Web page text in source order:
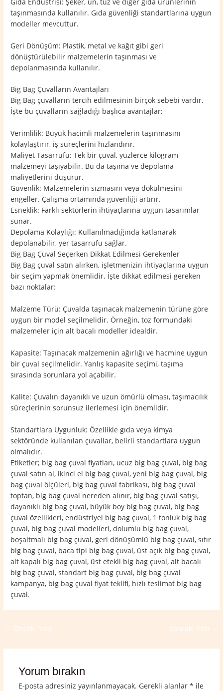
taşınmasında kullanılır. Gıda güvenliği standartlarına uygun
modeller mevcuttur.
Geri Dönüşüm: Plastik, metal ve kağıt gibi geri
dönüştürülebilir malzemelerin taşınması ve
depolanmasında kullanılır.
Big Bag Çuvalların Avantajları
Big Bag çuvalların tercih edilmesinin birçok sebebi vardır.
İşte bu çuvalların sağladığı başlıca avantajlar:
Verimlilik: Büyük hacimli malzemelerin taşınmasını
kolaylaştırır, iş süreçlerini hızlandırır.
Maliyet Tasarrufu: Tek bir çuval, yüzlerce kilogram
malzemeyi taşıyabilir. Bu da taşıma ve depolama
maliyetlerini düşürür.
Güvenlik: Malzemelerin sızmasını veya dökülmesini
engeller. Çalışma ortamında güvenliği artırır.
Esneklik: Farklı sektörlerin ihtiyaçlarına uygun tasarımlar
sunar.
Depolama Kolaylığı: Kullanılmadığında katlanarak
depolanabilir, yer tasarrufu sağlar.
Big Bag Çuval Seçerken Dikkat Edilmesi Gerekenler
Big Bag çuval satın alırken, işletmenizin ihtiyaçlarına uygun
bir seçim yapmak önemlidir. İşte dikkat edilmesi gereken
bazı noktalar:
Malzeme Türü: Çuvalda taşınacak malzemenin türüne göre
uygun bir model seçilmelidir. Örneğin, toz formundaki
malzemeler için alt bacalı modeller idealdir.
Kapasite: Taşınacak malzemenin ağırlığı ve hacmine uygun
bir çuval seçilmelidir. Yanlış kapasite seçimi, taşıma
sırasında sorunlara yol açabilir.
Kalite: Çuvalın dayanıklı ve uzun ömürlü olması, taşımacılık
süreçlerinin sorunsuz ilerlemesi için önemlidir.
Standartlara Uygunluk: Özellikle gıda veya kimya
sektöründe kullanılan çuvallar, belirli standartlara uygun
olmalıdır.
Etiketler; big bag çuval fiyatları, ucuz big bag çuval, big bag
çuval satın al, ikinci el big bag çuval, yeni big bag çuval, big
bag çuval ölçüleri, big bag çuval fabrikası, big bag çuval
toptan, big bag çuval nereden alınır, big bag çuval satışı,
dayanıklı big bag çuval, büyük boy big bag çuval, big bag
çuval özellikleri, endüstriyel big bag çuval, 1 tonluk big bag
çuval, big bag çuval modelleri, dolumlu big bag çuval,
boşaltmalı big bag çuval, geri dönüşümlü big bag çuval, sıfır
big bag çuval, baca tipi big bag çuval, üst açık big bag çuval,
alt kapalı big bag çuval, üst etekli big bag çuval, alt bacalı
big bag çuval, standart big bag çuval, big bag çuval
kampanya, big bag çuval fiyat teklifi, hızlı teslimat big bag
çuval.
← Önceki Yazı Sonraki Yazı →
Yorum bırakın
E-posta adresiniz yayınlanmayacak. Gerekli alanlar * ile